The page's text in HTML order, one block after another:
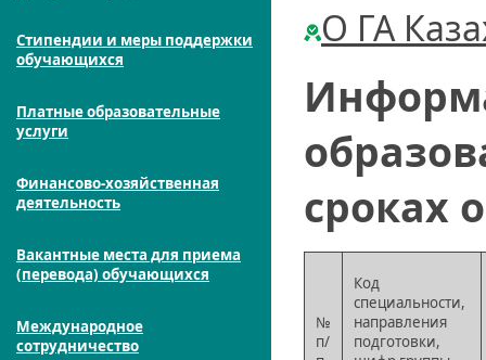
Стипендии и меры поддержки
обучающихся
Платные образовательные
услуги
Финансово-хозяйственная
деятельность
Вакантные места для приема
(перевода) обучающихся
Международное
сотрудничество
О ГА
сроках
№
п/
Код
специальности,
направления
подготовки,